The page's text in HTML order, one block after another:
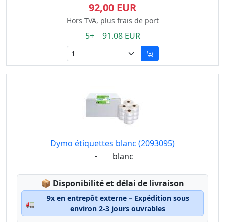
92,00 EUR
Hors TVA, plus frais de port
5+ 91.08 EUR
Dymo étiquettes blanc (2093095)
Eigenschaft:
blanc
📦 Lagerstatus:
Disponibilité et délai de livraison
🚛
9x en entrepôt externe – Expédition sous
environ 2-3 jours ouvrables